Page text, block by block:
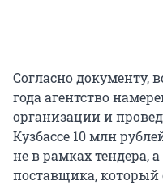
Согласно документу,
года агентство
организации и
Кузбассе 10 млн
не в рамках тендера,
поставщика, который